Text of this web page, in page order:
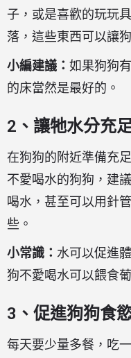
子，或是喜歡的玩玩
落，這些東西可以讓
小編建議： 如果狗狗
的床當然是最好的。
2、讓牠水分充
在狗狗的附近準備充
不愛喝水的狗狗，建
喝水，甚至可以用針
些。
小常識： 水可以促進
狗不愛喝水可以餵食
3、促進狗狗食
每天要少量多餐，吃